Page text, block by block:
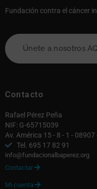
Fundación contra el cáncer
Únete a nosotros
Contacto
Rafael Pérez Peña
NIF: G-65715039
Av. América 15 - 8 - 1 -
Tel. 695 17 82 91
info@fundacionalbaperez.org
Contactar 
Mi cuenta 